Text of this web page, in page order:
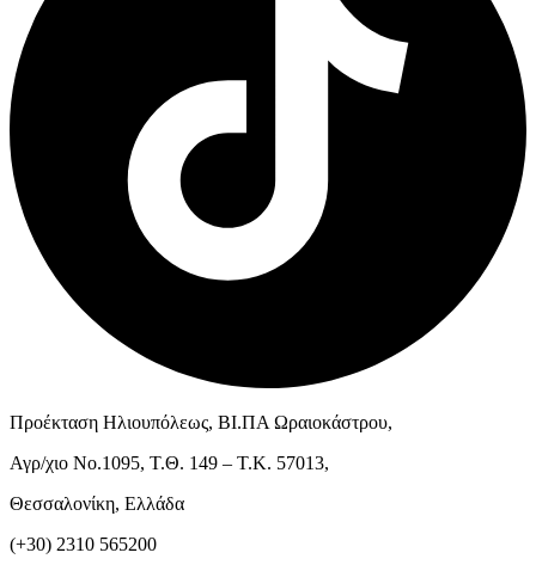
Προέκταση Ηλιουπόλεως, ΒΙ.ΠΑ Ωραιοκάστρου,
Αγρ/χιο Νο.1095, Τ.Θ. 149 – Τ.Κ. 57013,
Θεσσαλονίκη, Ελλάδα
(+30) 2310 565200